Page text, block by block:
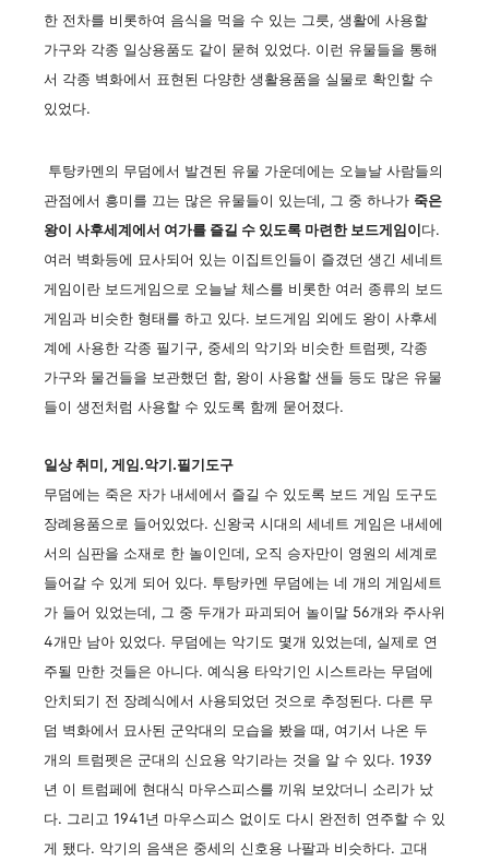
한 전차를 비롯하여 음식을 먹을 수 있는 그릇, 생활에 사용할
가구와 각종 일상용품도 같이 묻혀 있었다. 이런 유물들을 통해
서 각종 벽화에서 표현된 다양한 생활용품을 실물로 확인할 수
있었다.
투탕카멘의 무덤에서 발견된 유물 가운데에는 오늘날 사람들의
관점에서 흥미를 끄는 많은 유물들이 있는데, 그 중 하나가 죽은
왕이 사후세계에서 여가를 즐길 수 있도록 마련한 보드게임이다.
여러 벽화등에 묘사되어 있는 이집트인들이 즐겼던 생긴 세네트
게임이란 보드게임으로 오늘날 체스를 비롯한 여러 종류의 보드
게임과 비슷한 형태를 하고 있다. 보드게임 외에도 왕이 사후세
계에 사용한 각종 필기구, 중세의 악기와 비슷한 트럼펫, 각종
가구와 물건들을 보관했던 함, 왕이 사용할 샌들 등도 많은 유물
들이 생전처럼 사용할 수 있도록 함께 묻어졌다.
일상 취미, 게임.악기.필기도구
무덤에는 죽은 자가 내세에서 즐길 수 있도록 보드 게임 도구도
장례용품으로 들어있었다. 신왕국 시대의 세네트 게임은 내세에
서의 심판을 소재로 한 놀이인데, 오직 승자만이 영원의 세계로
들어갈 수 있게 되어 있다. 투탕카멘 무덤에는 네 개의 게임세트
가 들어 있었는데, 그 중 두개가 파괴되어 놀이말 56개와 주사위
4개만 남아 있었다. 무덤에는 악기도 몇개 있었는데, 실제로 연
주될 만한 것들은 아니다. 예식용 타악기인 시스트라는 무덤에
안치되기 전 장례식에서 사용되었던 것으로 추정된다. 다른 무
덤 벽화에서 묘사된 군악대의 모습을 봤을 때, 여기서 나온 두
개의 트럼펫은 군대의 신요용 악기라는 것을 알 수 있다. 1939
년 이 트럼페에 현대식 마우스피스를 끼워 보았더니 소리가 났
다. 그리고 1941년 마우스피스 없이도 다시 완전히 연주할 수 있
게 됐다. 악기의 음색은 중세의 신호용 나팔과 비슷하다. 고대